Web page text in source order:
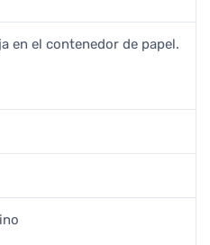
en el contenedor de papel.